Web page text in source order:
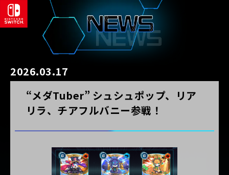
2026.03.17
“メダTuber” シュシュポップ、リア
リラ、チアフルバニー参戦！